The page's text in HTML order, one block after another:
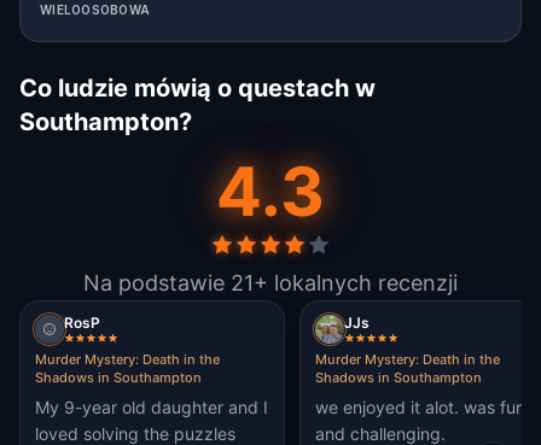
WIELOOSOBOWA
Co ludzie mówią o questach w
Southampton?
4.3
Na podstawie 21+ lokalnych recenzji
RosP
Murder Mystery: Death in the
Shadows in Southampton
My 9-year old daughter and I
loved solving the puzzles
JJs
Murder Mystery: Death in the
Shadows in Southampton
we enjoyed it alot. was fun
and challenging.